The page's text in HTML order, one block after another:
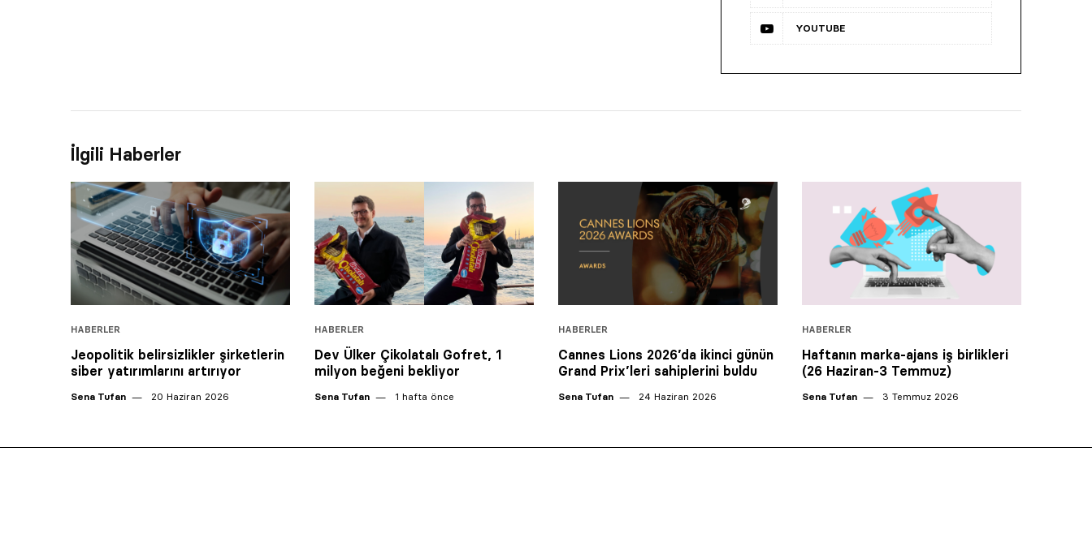
YOUTUBE
İlgili Haberler
HABERLER
Jeopolitik belirsizlikler şirketlerin
siber yatırımlarını artırıyor
Sena Tufan 20 Haziran 2026
HABERLER
Dev Ülker Çikolatalı Gofret, 1
milyon beğeni bekliyor
Sena Tufan 1 hafta önce
HABERLER
Cannes Lions 2026’da ikinci günün
Grand Prix’leri sahiplerini buldu
Sena Tufan 24 Haziran 2026
HABERLER
Haftanın marka-ajans iş birlikleri
(26 Haziran-3 Temmuz)
Sena Tufan 3 Temmuz 2026